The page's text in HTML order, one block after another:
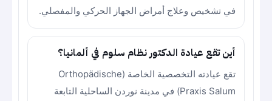
في تشخيص وعلاج أمراض الجهاز الحركي والمفصلي.
أين تقع عيادة الدكتور نظام سلوم في ألمانيا؟
تقع عيادته التخصصية الخاصة (Orthopädische
Praxis Salum) في مدينة نوردن الساحلية التابعة